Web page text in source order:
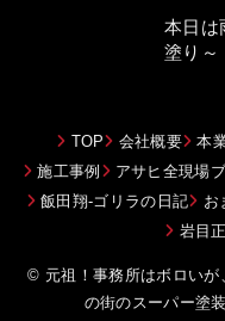
本日は
塗り～
TOP 会社概要 本
施工事例
アサヒ全現場
飯田翔-ゴリラの日記
お
岩目
© 元祖！事務所はボロいが
の街のスーパー塗